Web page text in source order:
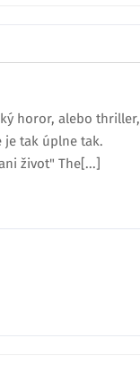
horor, alebo thriller,
je tak úplne tak.
život" The[...]